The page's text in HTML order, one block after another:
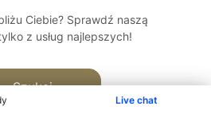
Live chat
Ciebie? Sprawdź naszą
z usług najlepszych!
Szukaj